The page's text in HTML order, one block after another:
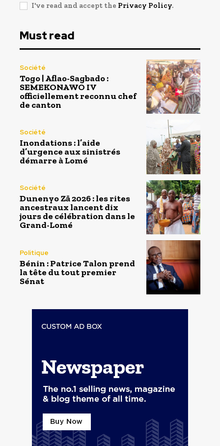
I've read and accept the Privacy Policy.
Must read
Société
Togo | Aflao-Sagbado :
SEMEKONAWO IV
officiellement reconnu chef
de canton
Société
Inondations : l’aide
d’urgence aux sinistrés
démarre à Lomé
Société
Dunenyo Zā 2026 : les rites
ancestraux lancent dix
jours de célébration dans le
Grand-Lomé
Politique
Bénin : Patrice Talon prend
la tête du tout premier
Sénat